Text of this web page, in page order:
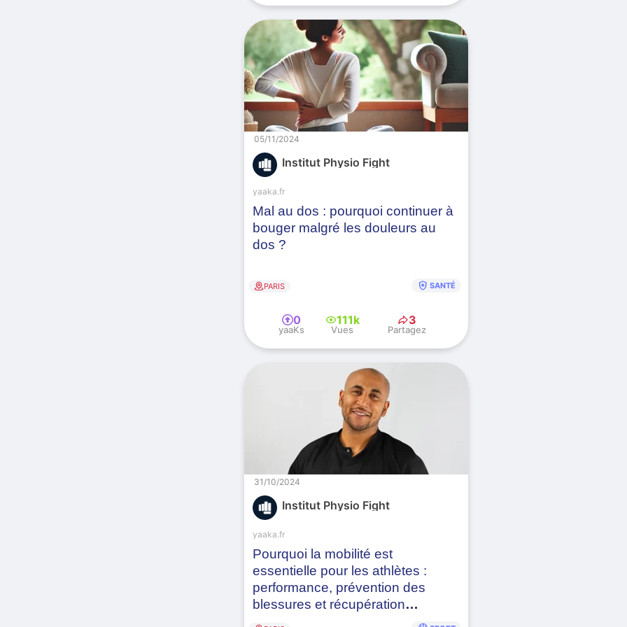
Institut Physio Fight
Mal au dos : pourquoi continuer à
bouger malgré les douleurs au
dos ?
yaaka.fr
PARIS health_and_safety SANTÉ
05/11/2024
0
yaaKs
111k
Vues
3
Partagez
Institut Physio Fight
Pourquoi la mobilité est
essentielle pour les athlètes :
performance, prévention des
blessures et récupération
optimisée
yaaka.fr
31/10/2024